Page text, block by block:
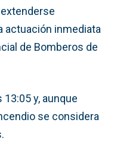
actuación inmediata
de Bomberos de
y, aunque
se considera